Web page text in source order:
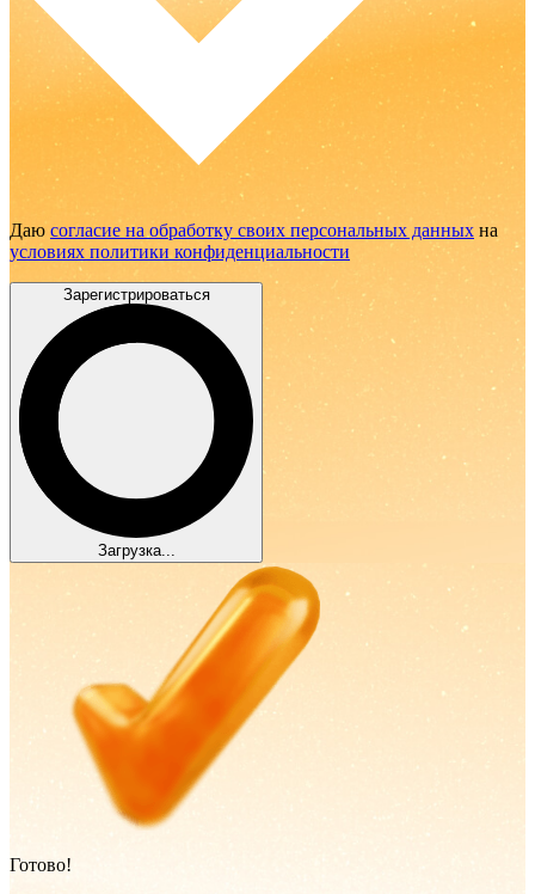
Даю согласие на обработку своих персональных данных на
условиях политики конфиденциальности
Зарегистрироваться
Загрузка...
Готово!